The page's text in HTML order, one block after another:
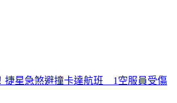
全球百大美女 林莎首上榜